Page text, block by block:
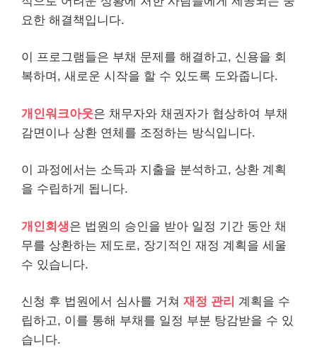
요한 해결책입니다.
이 프로그램들은 부채 문제를 해결하고, 신용을 회
복하며, 새로운 시작을 할 수 있도록 도와줍니다.
개인워크아웃은 채무자와 채권자가 협상하여 부채
감면이나 상환 연체를 조정하는 방식입니다.
이 과정에서는 소득과 지출을 분석하고, 상환 계획
을 수립하게 됩니다.
개인회생은 법원의 승인을 받아 일정 기간 동안 채
무를 상환하는 제도로, 장기적인 재정 계획을 세울
수 있습니다.
신청 후 법원에서 심사를 거쳐 재정 관리 계획을 수
립하고, 이를 통해 부채를 일정 부분 탕감받을 수 있
습니다.